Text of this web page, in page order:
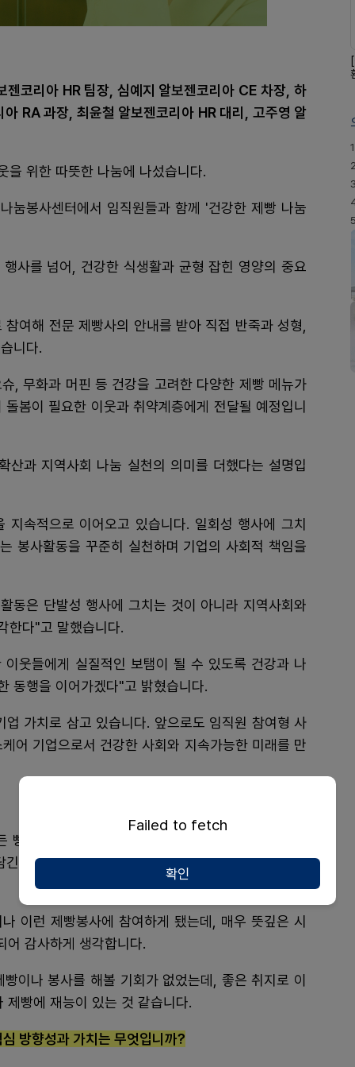
코리아 HR 팀장, 심예지 알보젠코리아 CE 차장, 하
RA 과장, 최윤철 알보젠코리아 HR 대리, 고주영 알
을 위한 따뜻한 나눔에 나섰습니다.
눔봉사센터에서 임직원들과 함께 '건강한 제빵 나눔
사를 넘어, 건강한 식생활과 균형 잡힌 영양의 중요
여해 전문 제빵사의 안내를 받아 직접 반죽과 성형,
니다.
, 무화과 머핀 등 건강을 고려한 다양한 제빵 메뉴가
봄이 필요한 이웃과 취약계층에게 전달될 예정입니
산과 지역사회 나눔 실천의 의미를 더했다는 설명입
지속적으로 이어오고 있습니다. 일회성 행사에 그치
봉사활동을 꾸준히 실천하며 기업의 사회적 책임을
동은 단발성 행사에 그치는 것이 아니라 지역사회와
한다"고 말했습니다.
웃들에게 실질적인 보탬이 될 수 있도록 건강과 나
동행을 이어가겠다"고 밝혔습니다.
가치로 삼고 있습니다. 앞으로도 임직원 참여형 사
어 기업으로서 건강한 사회와 지속가능한 미래를 만
빵이 지역사회 이웃들에게 작은 위로와 힘이 되었으
빵이 이웃들에게 좋은 한 끼 식사가 되었으면 좋겠
이런 제빵봉사에 참여하게 됐는데, 매우 뜻깊은 시
어 감사하게 생각합니다.
이나 봉사를 해볼 기회가 없었는데, 좋은 취지로 이
제빵에 재능이 있는 것 같습니다.
방향성과 가치는 무엇입니까?
1
Failed to fetch
확인